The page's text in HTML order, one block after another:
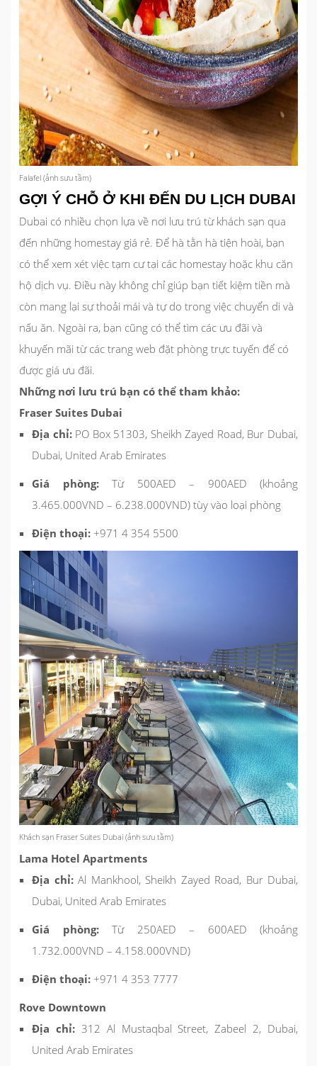
Falafel (ảnh sưu tầm)
GỢI Ý CHỖ Ở KHI ĐẾN DU LỊCH DUBAI
Dubai có nhiều chọn lựa về nơi lưu trú từ khách sạn qua
đến những homestay giá rẻ. Để hà tằn hà tiện hoài, bạn
có thể xem xét việc tạm cư tại các homestay hoặc khu căn
hộ dịch vụ. Điều này không chỉ giúp bạn tiết kiệm tiền mà
còn mang lại sự thoải mái và tự do trong việc chuyển di và
nấu ăn. Ngoài ra, bạn cũng có thể tìm các ưu đãi và
khuyến mãi từ các trang web đặt phòng trực tuyến để có
được giá ưu đãi.
Những nơi lưu trú bạn có thể tham khảo:
Fraser Suites Dubai
Địa chỉ: PO Box 51303, Sheikh Zayed Road, Bur Dubai,
Dubai, United Arab Emirates
Giá phòng:
Từ 500AED – 900AED (khoảng
3.465.000VND – 6.238.000VND) tùy vào loại phòng
Điện thoại: +971 4 354 5500
Khách sạn Fraser Suites Dubai (ảnh sưu tầm)
Lama Hotel Apartments
Địa chỉ: Al Mankhool, Sheikh Zayed Road, Bur Dubai,
Dubai, United Arab Emirates
Giá phòng:
Từ 250AED – 600AED (khoảng
1.732.000VND – 4.158.000VND)
Điện thoại: +971 4 353 7777
Rove Downtown
Địa chỉ: 312 Al Mustaqbal Street, Zabeel 2, Dubai,
United Arab Emirates